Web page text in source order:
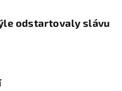
odstartovaly slávu